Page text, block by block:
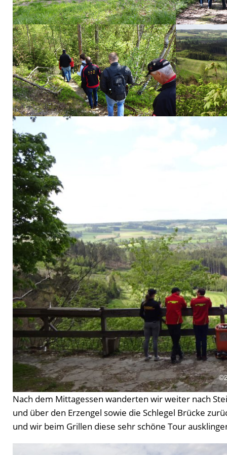
Nach dem Mittagessen wanderten wir weiter nach
und über den Erzengel sowie die Schlegel Brücke
und wir beim Grillen diese sehr schöne Tour